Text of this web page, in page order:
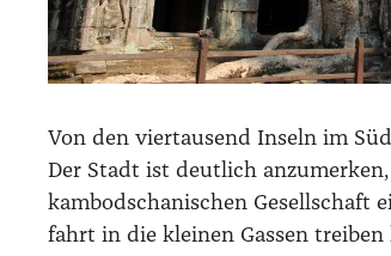
Von den vier­tau­send Inseln im
Der Stadt ist deut­lich
kam­bo­dscha­ni­schen
fahrt in die klei­nen Gas­sen